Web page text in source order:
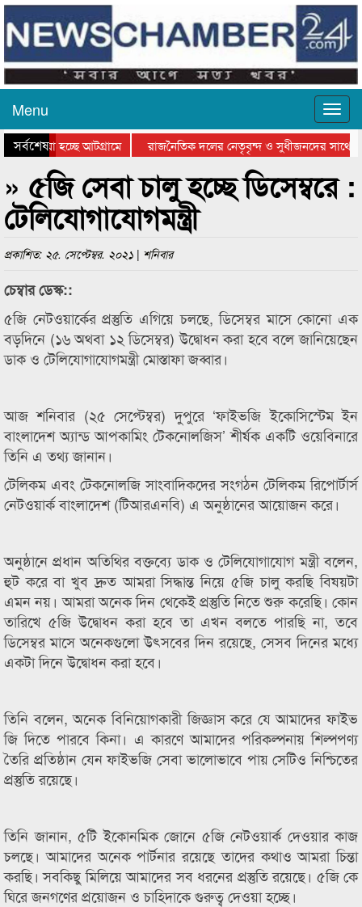
Menu
সর্বশেষ
যাওয়া হচ্ছে আটগ্রামে
রাজনৈতিক দলের নেতৃবৃন্দ ও সুধীজনদের সাথে
পুরস্কার বিতরণ সম্পন্ন
সিলেটে বাংলাদেশ গ্রুপ থিয়েটার ফেডারেশানের
» ৫জি সেবা চালু হচ্ছে ডিসেম্বরে :
টেলিযোগাযোগমন্ত্রী
প্রকাশিত: ২৫. সেপ্টেম্বর. ২০২১ | শনিবার
চেম্বার ডেস্ক::
৫জি নেটওয়ার্কের প্রস্তুতি এগিয়ে চলছে, ডিসেম্বর মাসে কোনো এক
বড়দিনে (১৬ অথবা ১২ ডিসেম্বর) উদ্বোধন করা হবে বলে জানিয়েছেন
ডাক ও টেলিযোগাযোগমন্ত্রী মোস্তাফা জব্বার।
আজ শনিবার (২৫ সেপ্টেম্বর) দুপুরে ‘ফাইভজি ইকোসিস্টেম ইন
বাংলাদেশ অ্যান্ড আপকামিং টেকনোলজিস’ শীর্ষক একটি ওয়েবিনারে
তিনি এ তথ্য জানান।
টেলিকম এবং টেকনোলজি সাংবাদিকদের সংগঠন টেলিকম রিপোর্টার্স
নেটওয়ার্ক বাংলাদেশ (টিআরএনবি) এ অনুষ্ঠানের আয়োজন করে।
অনুষ্ঠানে প্রধান অতিথির বক্তব্যে ডাক ও টেলিযোগাযোগ মন্ত্রী বলেন,
হুট করে বা খুব দ্রুত আমরা সিদ্ধান্ত নিয়ে ৫জি চালু করছি বিষয়টা
এমন নয়। আমরা অনেক দিন থেকেই প্রস্তুতি নিতে শুরু করেছি। কোন
তারিখে ৫জি উদ্বোধন করা হবে তা এখন বলতে পারছি না, তবে
ডিসেম্বর মাসে অনেকগুলো উৎসবের দিন রয়েছে, সেসব দিনের মধ্যে
একটা দিনে উদ্বোধন করা হবে।
তিনি বলেন, অনেক বিনিয়োগকারী জিজ্ঞাস করে যে আমাদের ফাইভ
জি দিতে পারবে কিনা। এ কারণে আমাদের পরিকল্পনায় শিল্পপণ্য
তৈরি প্রতিষ্ঠান যেন ফাইভজি সেবা ভালোভাবে পায় সেটিও নিশ্চিতের
প্রস্তুতি রয়েছে।
তিনি জানান, ৫টি ইকোনমিক জোনে ৫জি নেটওয়ার্ক দেওয়ার কাজ
চলছে। আমাদের অনেক পার্টনার রয়েছে তাদের কথাও আমরা চিন্তা
করছি। সবকিছু মিলিয়ে আমাদের সব ধরনের প্রস্তুতি রয়েছে। ৫জি কে
ঘিরে জনগণের প্রয়োজন ও চাহিদাকে গুরুত্ব দেওয়া হচ্ছে।